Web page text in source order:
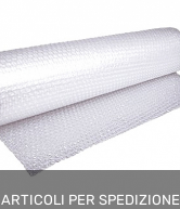
ARTICOLI PER SPEDIZIONE